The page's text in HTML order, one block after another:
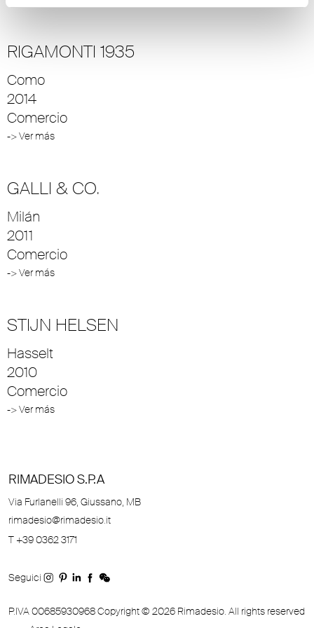
RIGAMONTI 1935
Como
2014
Comercio
-> Ver más
GALLI & CO.
Milán
2011
Comercio
-> Ver más
STIJN HELSEN
Hasselt
2010
Comercio
-> Ver más
RIMADESIO S.P.A
Via Furlanelli 96, Giussano, MB
rimadesio@rimadesio.it
T +39 0362 3171
Seguici
P.IVA 00685930968 Copyright © 2026 Rimadesio. All rights reserved